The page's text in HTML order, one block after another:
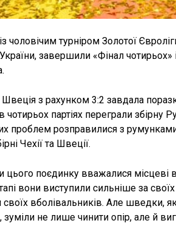
чоловічим турніром Золотої
завершили «Фінал
Швеція з рахунком 3:2 завдала
партіях переграли збірну
проблем розправилися з
Чехії та Швеції.
цього поєдинку вважалися місцеві
вони виступили сильніше за
своїх вболівальників. Але шведки,
зуміли не лише чинити опір, але й